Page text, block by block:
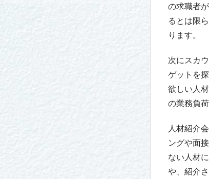
の求職者
るとは限
ります。
次にスカ
ゲットを
欲しい人
の業務負
人材紹介
ングや面
ない人材
や、紹介